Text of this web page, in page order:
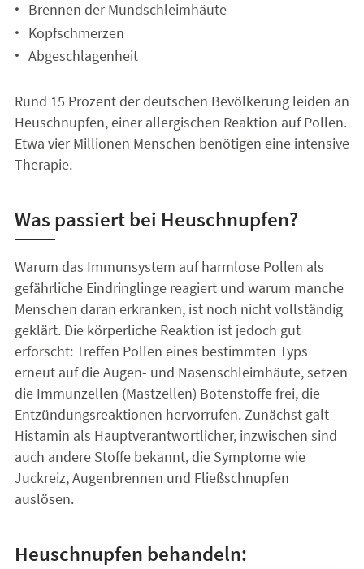
Brennen der Mundschleimhäute
Kopfschmerzen
Abgeschlagenheit
Rund 15 Prozent der deutschen Bevölkerung leiden an
Heuschnupfen, einer allergischen Reaktion auf Pollen.
Etwa vier Millionen Menschen benötigen eine intensive
Therapie.
Was passiert bei Heuschnupfen?
Warum das Immunsystem auf harmlose Pollen als
gefährliche Eindringlinge reagiert und warum manche
Menschen daran erkranken, ist noch nicht vollständig
geklärt. Die körperliche Reaktion ist jedoch gut
erforscht: Treffen Pollen eines bestimmten Typs
erneut auf die Augen- und Nasenschleimhäute, setzen
die Immunzellen (Mastzellen) Botenstoffe frei, die
Entzündungsreaktionen hervorrufen. Zunächst galt
Histamin als Hauptverantwortlicher, inzwischen sind
auch andere Stoffe bekannt, die Symptome wie
Juckreiz, Augenbrennen und Fließschnupfen
auslösen.
Heuschnupfen behandeln: